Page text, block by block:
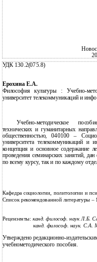
УДК 130.2(075.8)
Ерохина Е.А.
Философия культуры : Учебно-
университет телекоммуникаций и
Учебно-методическое
технических и гуманитарных
общественностью, 040100 –
университета телекоммуникаций
концепция и основное содержание
проведения семинарских занятий,
по всему курсу, так и по каждому
Кафедра социологии, политологии и
Список рекомендованной литературы –
Рецензенты: канд. философ. наук Л.Б.
канд. философ. наук. С.А.
Утверждено редакционно-
учебнометодического пособия.